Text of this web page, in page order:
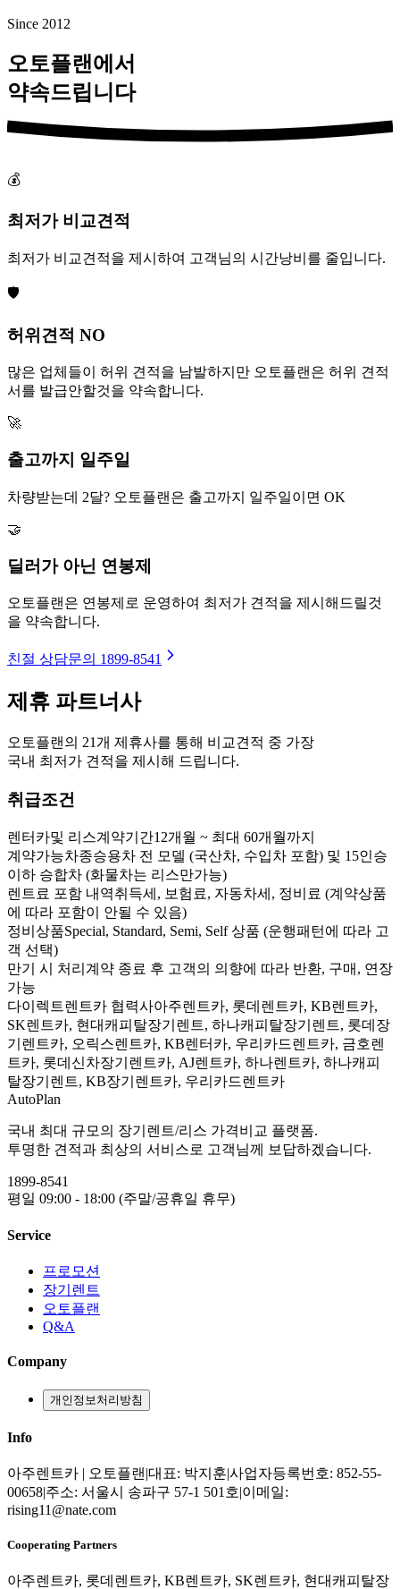
Since 2012
오토플랜에서
약속드립니다
💰
최저가 비교견적
최저가 비교견적을 제시하여 고객님의 시간낭비를 줄입니다.
🛡️
허위견적 NO
많은 업체들이 허위 견적을 남발하지만 오토플랜은 허위 견적
서를 발급안할것을 약속합니다.
🚀
출고까지 일주일
차량받는데 2달? 오토플랜은 출고까지 일주일이면 OK
🤝
딜러가 아닌 연봉제
오토플랜은 연봉제로 운영하여 최저가 견적을 제시해드릴것
을 약속합니다.
친절 상담문의 1899-8541
제휴 파트너사
오토플랜의 21개 제휴사를 통해 비교견적 중 가장
국내 최저가 견적을 제시해 드립니다.
취급조건
렌터카및 리스계약기간12개월 ~ 최대 60개월까지
계약가능차종승용차 전 모델 (국산차, 수입차 포함) 및 15인승
이하 승합차 (화물차는 리스만가능)
렌트료 포함 내역취득세, 보험료, 자동차세, 정비료 (계약상품
에 따라 포함이 안될 수 있음)
정비상품Special, Standard, Semi, Self 상품 (운행패턴에 따라 고
객 선택)
만기 시 처리 계약 종료 후 고객의 의향에 따라 반환, 구매, 연장
가능
다이렉트렌트카 협력사아주렌트카, 롯데렌트카, KB렌트카,
SK렌트카, 현대캐피탈장기렌트, 하나캐피탈장기렌트, 롯데장
기렌트카, 오릭스렌트카, KB렌터카, 우리카드렌트카, 금호렌
트카, 롯데신차장기렌트카, AJ렌트카, 하나렌트카, 하나캐피
탈장기렌트, KB장기렌트카, 우리카드렌트카
AutoPlan
국내 최대 규모의 장기렌트/리스 가격비교 플랫폼.
투명한 견적과 최상의 서비스로 고객님께 보답하겠습니다.
1899-8541
평일 09:00 - 18:00 (주말/공휴일 휴무)
Service
프로모션
장기렌트
오토플랜
Q&A
Company
개인정보처리방침
Info
아주렌트카 | 오토플랜 |대표: 박지훈|사업자등록번호: 852-55-
00658|주소: 서울시 송파구 57-1 501호|이메일:
rising11@nate.com
Cooperating Partners
아주렌트카, 롯데렌트카, KB렌트카, SK렌트카, 현대캐피탈장